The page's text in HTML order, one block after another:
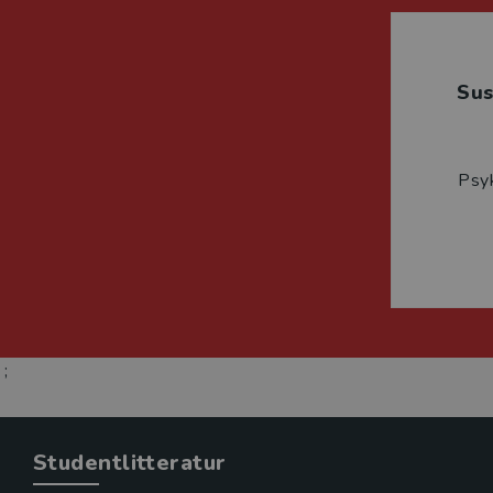
;
Studentlitteratur